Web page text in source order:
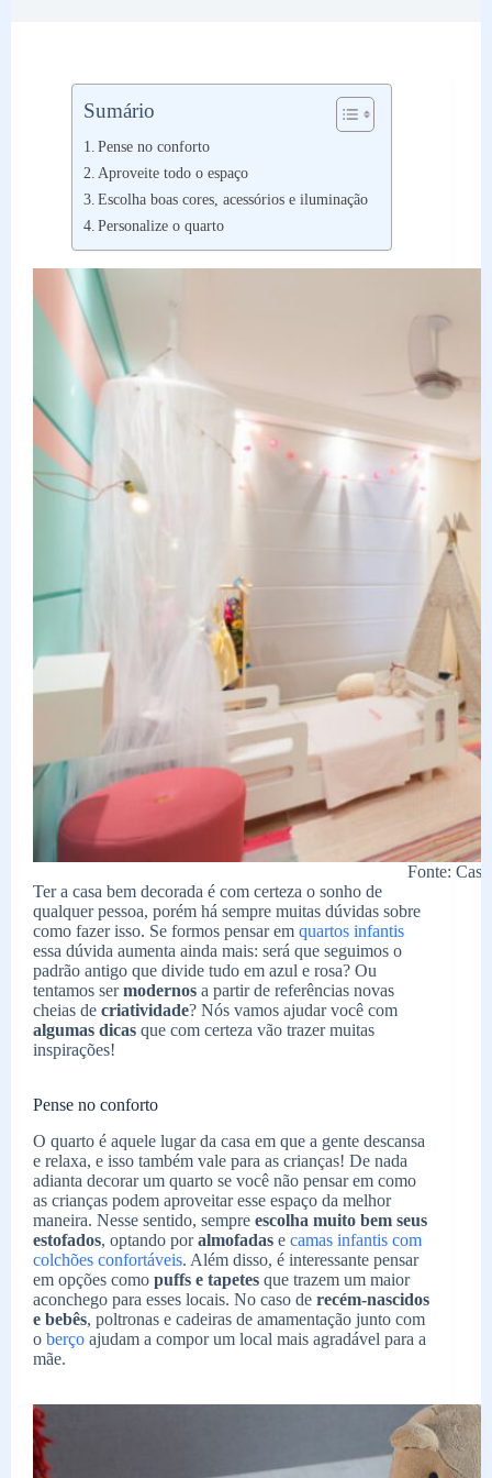
Sumário
Pense no conforto
Aproveite todo o espaço
Escolha boas cores, acessórios e iluminação
Personalize o quarto
Fonte:
Ter a casa bem decorada é com certeza o sonho de
qualquer pessoa, porém há sempre muitas dúvidas sobre
como fazer isso. Se formos pensar em quartos infantis
essa dúvida aumenta ainda mais: será que seguimos o
padrão antigo que divide tudo em azul e rosa? Ou
tentamos sermodernos a partir de referências novas
cheias de criatividade? Nós vamos ajudar você com
algumas dicas que com certeza vão trazer muitas
inspirações!
Pense no conforto
O quarto é aquele lugar da casa em que a gente descansa
e relaxa, e isso também vale para as crianças! De nada
adianta decorar um quarto se você não pensar em como
as crianças podem aproveitar esse espaço da melhor
maneira. Nesse sentido, sempre escolha muito bem seus
estofados, optando poralmofadas e camas infantis com
colchões confortáveis. Além disso, é interessante pensar
em opções como puffs e tapetes que trazem um maior
aconchego para esses locais. No caso de recém-nascidos
e bebês, poltronas e cadeiras de amamentação junto com
o berço ajudam a compor um local mais agradável para a
mãe.